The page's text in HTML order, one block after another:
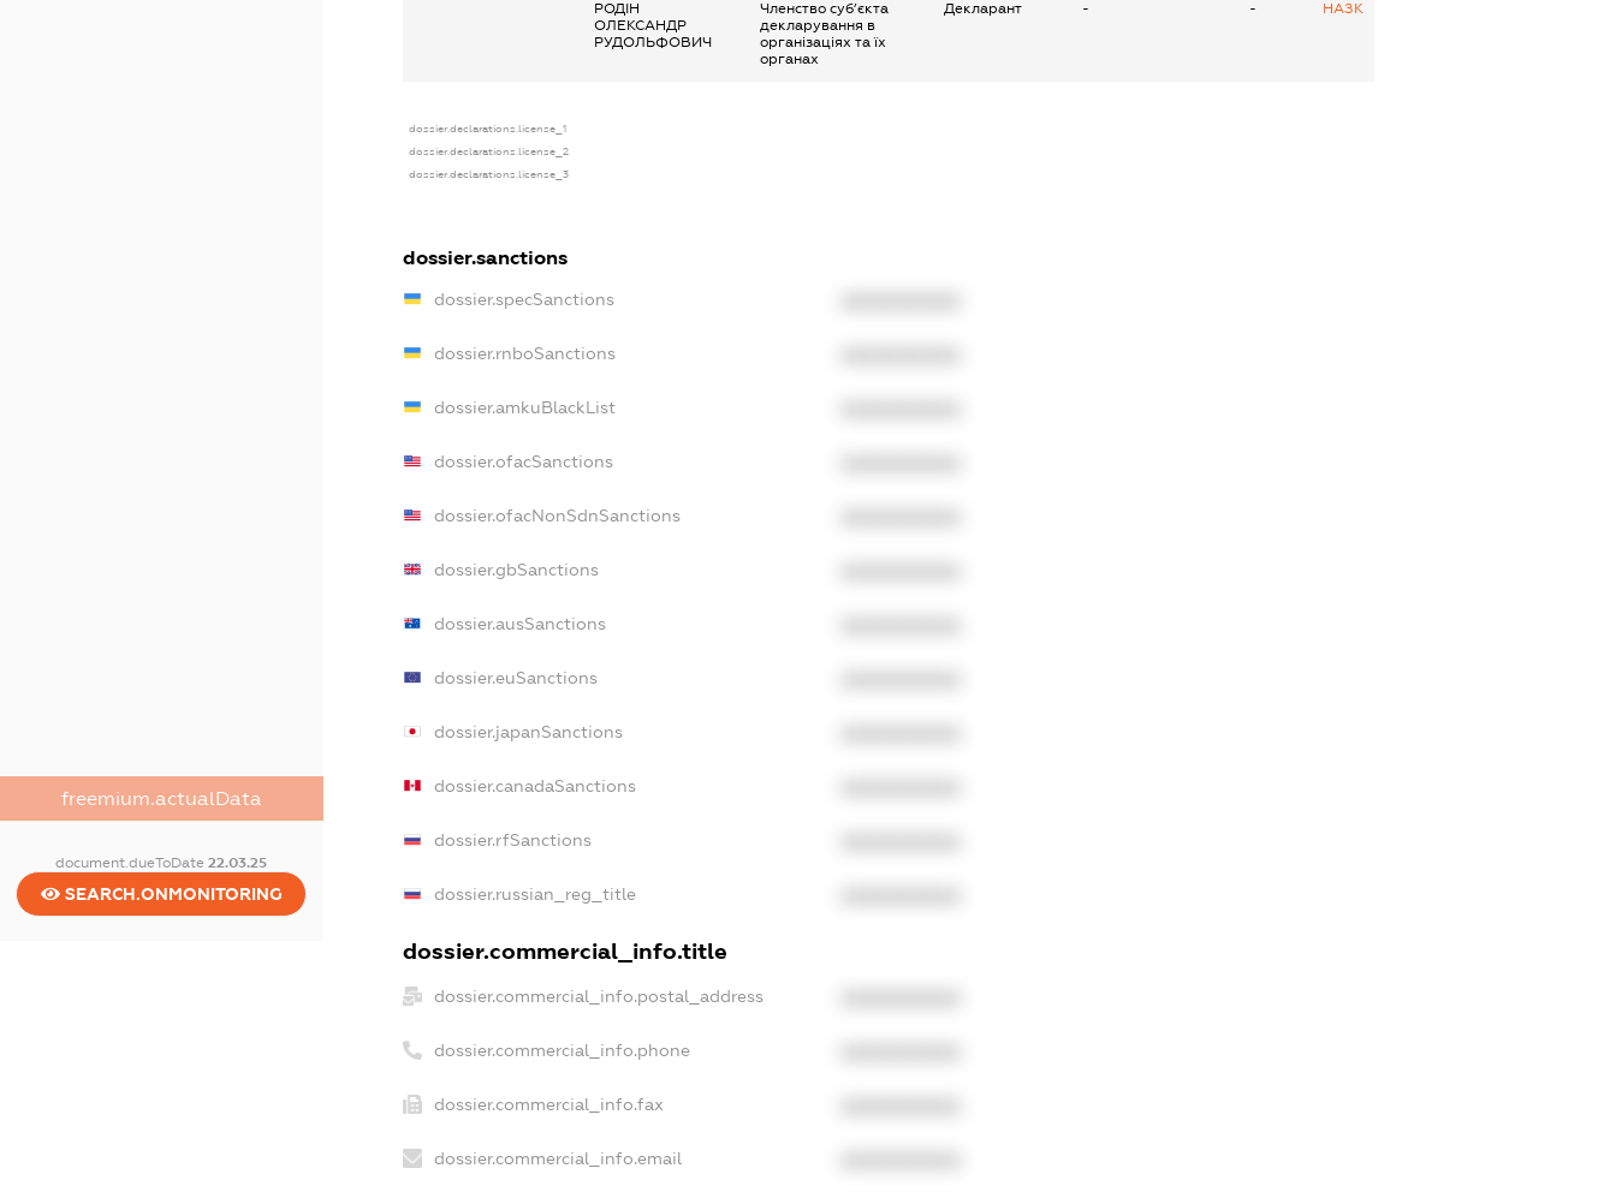
freemium.actualData
document.dueToDate22.03.25
SEARCH.ONMONITORING
РОДІН
ОЛЕКСАНДР
РУДОЛЬФОВИЧ
Членство суб’єкта
декларування в
організаціях та їх
органах
Декларант - - НАЗК
dossier.declarations.license_1
dossier.declarations.license_2
dossier.declarations.license_3
dossier.sanctions
dossier.specSanctions
dossier.rnboSanctions
dossier.amkuBlackList
dossier.ofacSanctions
dossier.ofacNonSdnSanctions
dossier.gbSanctions
dossier.ausSanctions
dossier.euSanctions
dossier.japanSanctions
dossier.canadaSanctions
dossier.rfSanctions
dossier.russian_reg_title
dossier.commercial_info.title
dossier.commercial_info.postal_address
dossier.commercial_info.phone
dossier.commercial_info.fax
dossier.commercial_info.email